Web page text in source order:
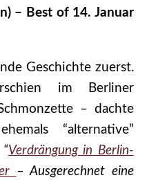
– Best of 14. Januar
Geschichte zuerst.
im Berliner
– dachte
“alternative”
“Verdrängung in Berlin-
– Ausgerechnet eine